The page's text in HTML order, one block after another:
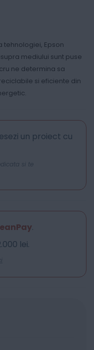
tehnologiei, Epson
mediului sunt puse
ne determina sa
si eficiente din
un proiect cu
si te
.
lei.